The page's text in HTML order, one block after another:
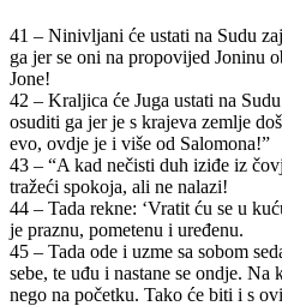
41 – Ninivljani će ustati na Sudu
ga jer se oni na propovijed Joninu
Jone!
42 – Kraljica će Juga ustati na
osuditi ga jer je s krajeva zemlje
evo, ovdje je i više od Salomona!”
43 – “A kad nečisti duh iziđe iz
tražeći spokoja, ali ne nalazi!
44 – Tada rekne: ‘Vratit ću se u
je praznu, pometenu i uređenu.
45 – Tada ode i uzme sa sobom
sebe, te uđu i nastane se ondje.
nego na početku. Tako će biti i s